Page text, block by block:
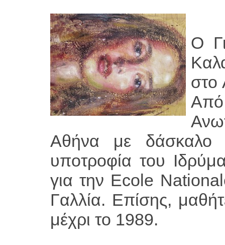
Ο
στο
Από
Αθήνα με δάσκαλο
υποτροφία του
για την Ecole
Γαλλία. Επίσης,
μέχρι το 1989.